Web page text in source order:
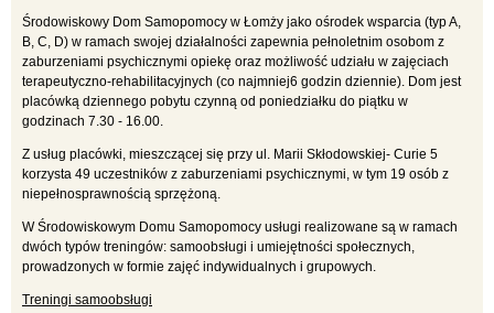
Środowiskowy Dom Samopomocy w Łomży jako ośrodek wsparcia (typ A,
B, C, D) w ramach swojej działalności zapewnia pełnoletnim osobom z
zaburzeniami psychicznymi opiekę oraz możliwość udziału w zajęciach
terapeutyczno-rehabilitacyjnych (co najmniej6 godzin dziennie). Dom jest
placówką dziennego pobytu czynną od poniedziałku do piątku w
godzinach 7.30 - 16.00.
Z usług placówki, mieszczącej się przy ul. Marii Skłodowskiej- Curie 5
korzysta 49 uczestników z zaburzeniami psychicznymi, w tym 19 osób z
niepełnosprawnością sprzężoną.
W Środowiskowym Domu Samopomocy usługi realizowane są w ramach
dwóch typów treningów: samoobsługi i umiejętności społecznych,
prowadzonych w formie zajęć indywidualnych i grupowych.
Treningi samoobsługi